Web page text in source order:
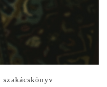
szakácskönyv